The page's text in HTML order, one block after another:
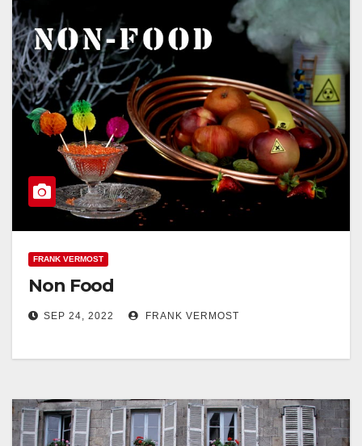
FRANK VERMOST
Non Food
SEP 24, 2022 FRANK VERMOST